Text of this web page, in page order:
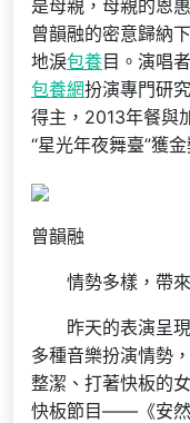
是母親，母親的恩
曾韻融的密意歸納
地淚包養目。演唱
包養網扮演專門研
得主，2013年餐與
“星光年夜舞臺”獲金
曾韻融
情勢多樣，帶來
昨天的表演呈現
多種音樂扮演情勢
整潔、打著快板的
快板節目——《安然